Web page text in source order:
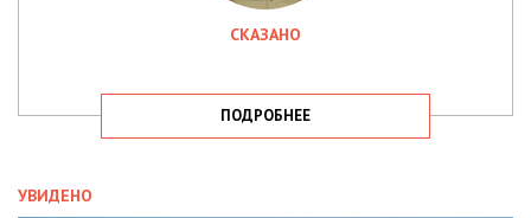
СКАЗАНО
ПОДРОБНЕЕ
УВИДЕНО